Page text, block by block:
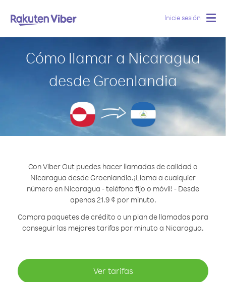
Inicie sesión
Cómo llamar a Nicaragua
desde Groenlandia
Con Viber Out puedes hacer llamadas de calidad a
Nicaragua desde Groenlandia.¡Llama a cualquier
número en Nicaragua - teléfono fijo o móvil! - Desde
apenas 21.9 ¢ por minuto.
Compra paquetes de crédito o un plan de llamadas para
conseguir las mejores tarifas por minuto a Nicaragua.
Ver tarifas